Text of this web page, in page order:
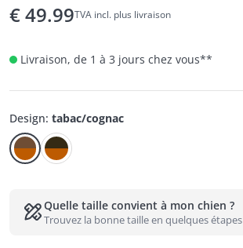
€49.99TVA incl. plus livraison
Livraison, de 1 à 3 jours chez vous**
Design: tabac/cognac
Quelle taille convient à mon chien ?
Trouvez la bonne taille en quelques étapes